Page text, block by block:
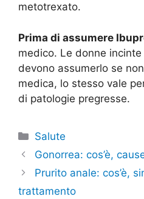
metotrexato.
Prima di assumere
medico. Le donne
devono assumerlo se
medica, lo stesso vale
di patologie pregresse.
Categorie
Salute
Gonorrea: cos’è,
Prurito anale: cos’è,
trattamento